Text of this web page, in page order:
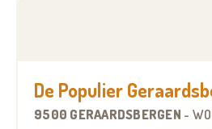
De Populier
9500 GERAARDSBERGEN -